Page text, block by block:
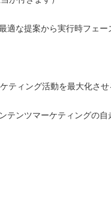
適な提案から実行時フェー
ティング活動を最大化させ
テンツマーケティングの自